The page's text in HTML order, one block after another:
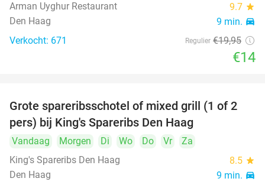
Arman Uyghur Restaurant
9.7 star
Den Haag 9 min. directions_car
Verkocht: 671 Regulier €19,95
€14
32%
Grote spareribsschotel of mixed grill (1 of 2
pers) bij King's Spareribs Den Haag
Vandaag Morgen Di Wo Do Vr
Za
King's Spareribs Den Haag
8.5 star
Den Haag 9 min. directions_car